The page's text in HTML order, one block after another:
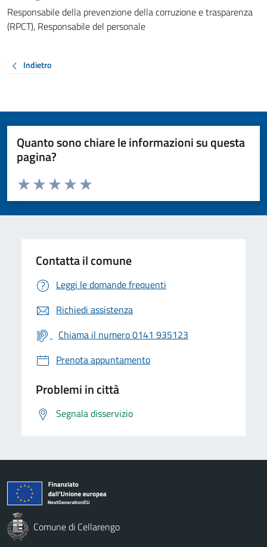
Responsabile della prevenzione della corruzione e trasparenza
(RPCT), Responsabile del personale
Indietro
Quanto sono chiare le informazioni su questa
pagina?
Valuta da 1 a 5 stelle la pagina
Valuta 5 stelle su 5
Valuta 4 stelle su 5
Valuta 3 stelle su 5
Valuta 2 stelle su 5
Valuta 1 stelle su 5
Contatta il comune
Leggi le domande frequenti
Richiedi assistenza
Chiama il numero 0141 935123
Prenota appuntamento
Problemi in città
Segnala disservizio
Comune di Cellarengo